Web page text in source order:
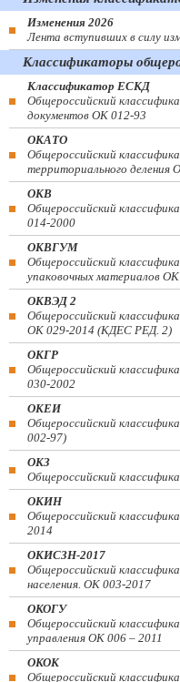
Изменения 2026
Лента вступивших в силу
Классификаторы
Классификатор ЕСКД
Общероссийский
документов ОК 012-93
ОКАТО
Общероссийский
территориального деления
ОКВ
Общероссийский
014-2000
ОКВГУМ
Общероссийский
упаковочных материалов
ОКВЭД 2
Общероссийский
ОК 029-2014 (КДЕС РЕД. 2)
ОКГР
Общероссийский
030-2002
ОКЕИ
Общероссийский
002-97)
ОКЗ
Общероссийский
ОКИН
Общероссийский
2014
ОКИСЗН-2017
Общероссийский
населения. ОК 003-2017
ОКОГУ
Общероссийский
управления ОК 006 – 2011
ОКОК
Общероссийский